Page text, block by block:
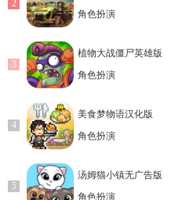
角色扮演
植物大战僵尸英雄版
角色扮演
美食梦物语汉化版
角色扮演
汤姆猫小镇无广告版
角色扮演